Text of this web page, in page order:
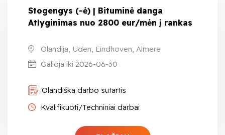
Stogengys (-ė) | Bituminė danga
Atlyginimas nuo 2800 eur/mėn į rankas
Olandija, Uden, Eindhoven, Almere
Galioja iki 2026-06-30
Olandiška darbo sutartis
Kvalifikuoti/Techniniai darbai